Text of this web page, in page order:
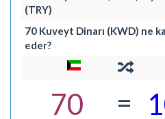
(TRY)
70 Kuveyt Dinarı (KWD) ne
eder?
70
=